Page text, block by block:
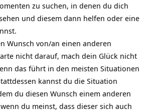
zu suchen, in denen du dich
und diesem dann helfen oder eine
Wunsch von/an einen anderen
nicht darauf, mach dein Glück nicht
das führt in den meisten Situationen
kannst du die Situation
du diesen Wunsch einem anderen
du meinst, dass dieser sich auch